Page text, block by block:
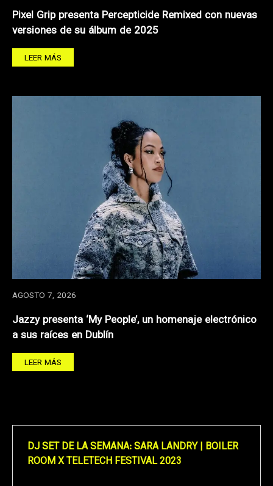
Pixel Grip presenta Percepticide Remixed con nuevas
versiones de su álbum de 2025
LEER MÁS
AGOSTO 7, 2026
Jazzy presenta ‘My People’, un homenaje electrónico
a sus raíces en Dublín
LEER MÁS
DJ SET DE LA SEMANA: SARA LANDRY | BOILER
ROOM X TELETECH FESTIVAL 2023